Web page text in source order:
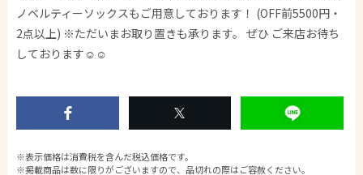
ノベルティーソックスもご用意しております！ (OFF前5500円・
2点以上) ※ただいまお取り置きも承ります。 ぜひ ご来店お待ち
しております☺︎☺︎
※表示価格は消費税を含んだ税込価格です。
※掲載商品は数に限りがございますので、品切れの際はご容赦ください。